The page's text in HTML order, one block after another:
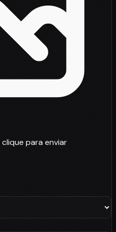
para enviar